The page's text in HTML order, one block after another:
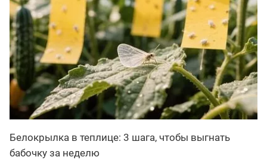
Белокрылка в теплице: 3 шага, чтобы выгнать
бабочку за неделю